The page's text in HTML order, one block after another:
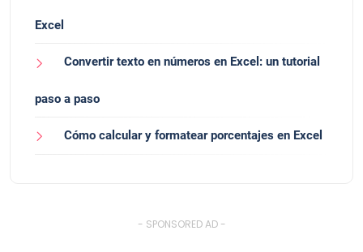
Excel
Convertir texto en números en Excel: un tutorial
paso a paso
Cómo calcular y formatear porcentajes en Excel
- SPONSORED AD -